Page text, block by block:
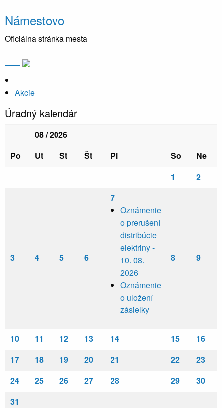
Námestovo
Oficiálna stránka mesta
Akcie
Úradný kalendár
08 / 2026
Po
Ut St Št Pi So
Ne
1
2
3 4 5 6
7
Oznámenie
o prerušení
distribúcie
elektriny -
10. 08.
2026
Oznámenie
o uložení
zásielky
8 9
10 11 12 13 14 15
16
17
18 19 20 21 22
23
24
25 26 27 28 29
30
31